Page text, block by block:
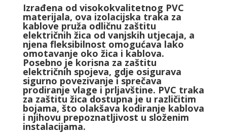
Izrađena od visokokvalitetnog PVC
materijala, ova izolacijska traka za
kablove pruža odličnu zaštitu
električnih žica od vanjskih utjecaja, a
njena fleksibilnost omogućava lako
omotavanje oko žica i kablova.
Posebno je korisna za zaštitu
električnih spojeva, gdje osigurava
sigurno povezivanje i sprečava
prodiranje vlage i prljavštine. PVC traka
za zaštitu žica dostupna je u različitim
bojama, što olakšava kodiranje kablova
i njihovu prepoznatljivost u složenim
instalacijama.